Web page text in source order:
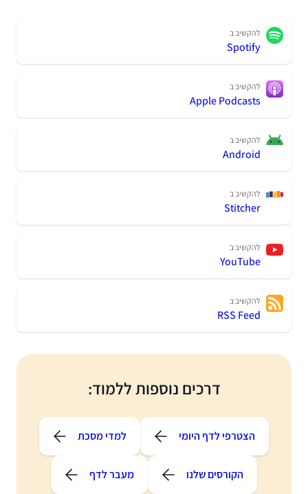
להקשיב ב
Spotify
להקשיב ב
Apple Podcasts
להקשיב ב
Android
להקשיב ב
Stitcher
להקשיב ב
YouTube
להקשיב ב
RSS Feed
דרכים נוספות ללמוד:
הצטרפי לדף היומי למדי מסכת
הקורסים שלנו מעבר לדף